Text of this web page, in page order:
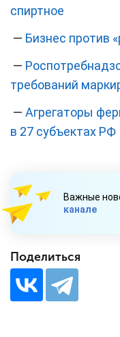
спиртное
— Бизнес против
—
требований
— Агрегаторы
в 27 субъектах РФ
Важные
канале
Поделиться